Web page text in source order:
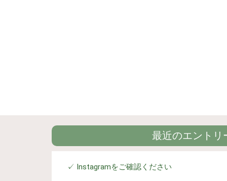
最近のエントリ
✓ Instagramをご確認ください